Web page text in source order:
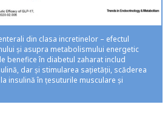
din clasa incretinelor – efectul
și asupra metabolismului energetic
benefice în diabetul zaharat includ
dar și stimularea sațietății, scăderea
insulină în țesuturile musculare și